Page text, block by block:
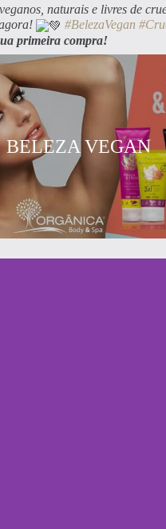
naturais e livres de
#BelezaVegan
primeira compra!
BELEZA VEGAN